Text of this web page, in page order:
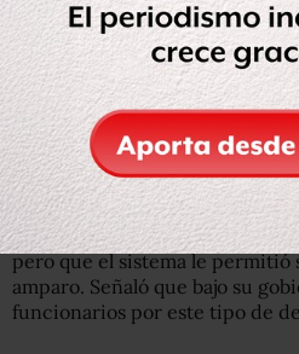
También hizo una polémica
“literalmente” que hay que
Presentaré una incitativa en el
Calderón sobre actos de
público.
También presumió haber
exgobernador Rodrigo Medina
pero que el sistema le permitió
amparo. Señaló que bajo su
funcionarios por este tipo de